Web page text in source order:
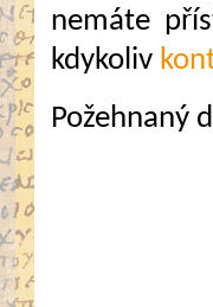
nemáte
kdykoliv
Požehnaný